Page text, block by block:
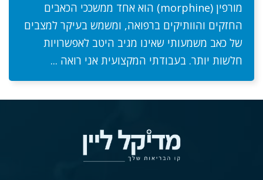
מורפין (morphine) הוא אחד ממשככי הכאבים
החזקים והוותיקים ברפואה, ומשמש בעיקר למצבים
של כאב משמעותי שאינו מגיב היטב לאפשרויות
חלשות יותר. בעבודתי המקצועית אני רואה ...